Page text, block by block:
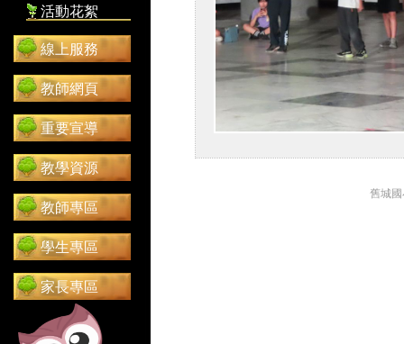
活動花絮
線上服務
教師網頁
重要宣導
教學資源
教師專區
學生專區
家長專區
舊城